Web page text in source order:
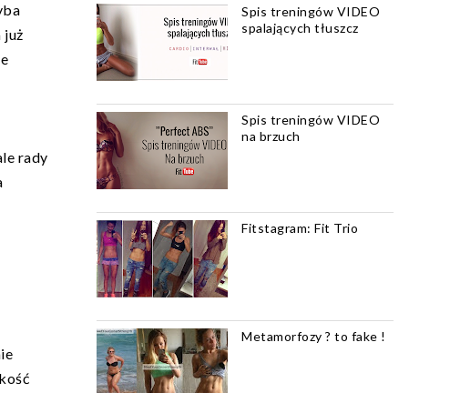
już
rady
Spis treningów VIDEO
spalających tłuszcz
Spis treningów VIDEO
na brzuch
Fitstagram: Fit Trio
Metamorfozy ? to fake !